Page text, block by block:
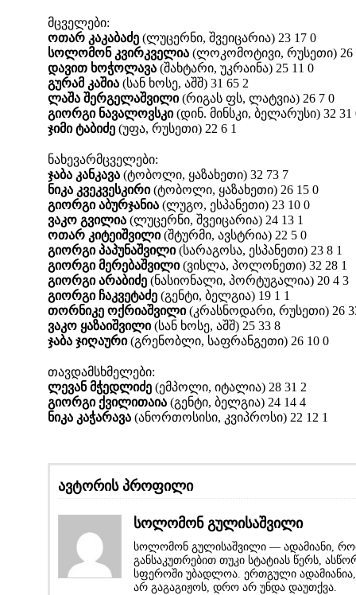
მცველები:
ოთარ კაკაბაძე (ლუცერნი, შვეიცარია) 23 17 0
სოლომონ კვირკველია (ლოკომოტივი, რუსეთი) 26
დავით ხოჭოლავა (შახტარი, უკრაინა) 25 11 0
გურამ კაშია (სან ხოსე, აშშ) 31 65 2
ლაშა შერგელაშვილი(რიგას ფს, ლატვია) 26 7 0
გიორგი ნავალოვსკი(დინ. მინსკი, ბელარუსი) 32 31
ჯიმი ტაბიძე (უფა, რუსეთი) 22 6 1
ნახევარმცველები:
ჯაბა კანკავა (ტობოლი, ყაზახეთი) 32 73 7
ნიკა კვეკვესკირი(ტობოლი, ყაზახეთი) 26 15 0
გიორგი აბურჯანია (ლუგო, ესპანეთი) 23 10 0
ვაკო გვილია (ლუცერნი, შვეიცარია) 24 13 1
ოთარ კიტეიშვილი(შტურმი, ავსტრია) 22 5 0
გიორგი პაპუნაშვილი(სარაგოსა, ესპანეთი) 23 8 1
გიორგი მერებაშვილი(ვისლა, პოლონეთი) 32 28 1
გიორგი არაბიძე (ნასიონალი, პორტუგალია) 20 4 3
გიორგი ჩაკვეტაძე (გენტი, ბელგია) 19 1 1
თორნიკე ოქრიაშვილი(კრასნოდარი, რუსეთი) 26
ვაკო ყაზაიშვილი(სან ხოსე, აშშ) 25 33 8
ჯაბა ჯიღაური(გრენობლი, საფრანგეთი) 26 10 0
თავდამსხმელები:
ლევან მჭედლიძე (ემპოლი, იტალია) 28 31 2
გიორგი ქვილითაია (გენტი, ბელგია) 24 14 4
ნიკა კაჭარავა (ანორთოსისი, კვიპროსი) 22 12 1
ავტორის პროფილი
სოლომონ გულისაშვილი
სოლომონ გულისაშვილი — ადამიანი,
განსაკუთრებით თუკი სტატიას წერს,
სფეროში უბადლოა. ერთგული ადამიანია,
არ გაგაგიჟოს, დრო არ უნდა დაუთქვა.